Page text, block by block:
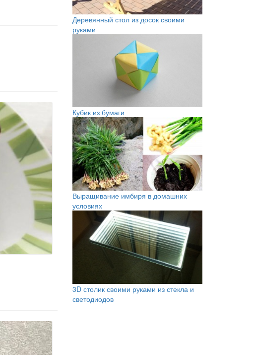
Деревянный стол из досок своими
руками
Кубик из бумаги
Выращивание имбиря в домашних
условиях
3D столик своими руками из стекла и
светодиодов